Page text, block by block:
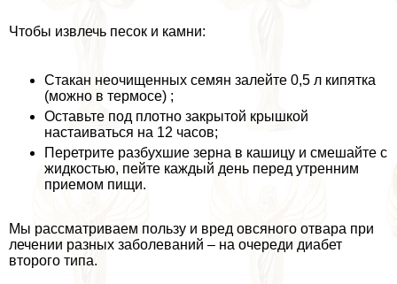
Чтобы извлечь песок и камни:
Стакан неочищенных семян залейте 0,5 л кипятка
(можно в термосе) ;
Оставьте под плотно закрытой крышкой
настаиваться на 12 часов;
Перетрите разбухшие зерна в кашицу и смешайте с
жидкостью, пейте каждый день перед утренним
приемом пищи.
Мы рассматриваем пользу и вред овсяного отвара при
лечении разных заболеваний – на очереди диабет
второго типа.